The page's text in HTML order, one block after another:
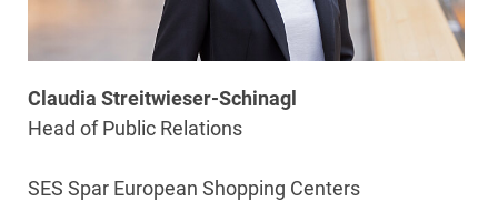
Claudia Streitwieser-Schinagl
Head of Public Relations
SES Spar European Shopping Centers